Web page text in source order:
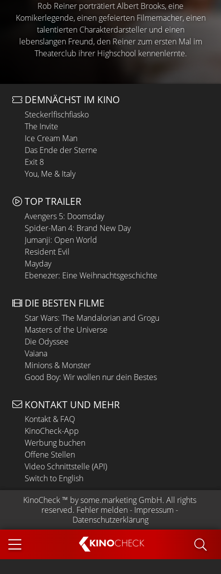
KINOCHECK
Rob Reiner porträtiert Albert Brooks, eine
Komikerlegende, einen gefeierten Filmemacher, einen
talentierten Charakterdarsteller und einen
lebenslangen Freund, den Reiner zum ersten Mal im
Theaterclub ihrer Highschool kennenlernte.
DEMNÄCHST IM KINO
Steckerlfischfiasko
The Invite
Ice Cream Man
Das Ende der Sterne
Exit 8
You, Me & Italy
TOP TRAILER
Avengers 5: Doomsday
Spider-Man 4: Brand New Day
Jumanji: Open World
Resident Evil
Mayday
Ebenezer: Eine Weihnachtsgeschichte
DIE BESTEN FILME
Star Wars: The Mandalorian and Grogu
Masters of the Universe
Die Odyssee
Vaiana
Minions & Monster
Good Boy: Wir wollen nur dein Bestes
KONTAKT UND MEHR
Kontakt & FAQ
KinoCheck-App
Werbung buchen
Offene Stellen
Video Schnittstelle (API)
Switch to English
KinoCheck ™ by some.marketing GmbH. All rights
reserved. Fehler melden - Impressum -
Datenschutzerklärung